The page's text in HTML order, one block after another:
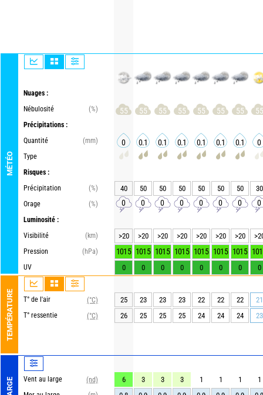
MÉTÉO
Nuages :
Nébulosité
(%)
Précipitations :
Quantité
(mm)
Type
Risques :
Précipitation
(%)
Orage
(%)
Luminosité :
Visibilité
(km)
Pression
(hPa)
UV
TEMPÉRATURE T° de l'air
(°C)
T° ressentie
(°C)
Vent au large
(nd)
55 55 55 55 55 55 55 55
0 0.1 0.1 0.1 0.1 0.1 0.1 0
40 50 50 50 50 50 50 30
0 0 0 0 0 0 0 0
>20 >20 >20 >20 >20 >20 >20
1015 1015 1015 1015 1015 1015 1015
0 0 0 0 0 0 0 0
25 23 23 23 22 22 22
21
26
25 25 25 24 24 24 23
6 3 3 3 1 1 1
1